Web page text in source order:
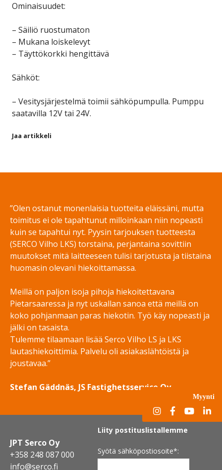
Ominaisuudet:
– Säiliö ruostumaton
– Mukana loiskelevyt
– Täyttökorkki hengittävä
Sähköt:
– Vesitysjärjestelmä toimii sähköpumpulla. Pumppu
saatavilla 12V tai 24V.
Jaa artikkeli
”Olen ostanut monenlaisia tuotteita eläissäni, mutta
toimitus ei ole tapahtunut milloinkaan niin nopeasti
kuin se tapahtui nyt. Pyysin tarjouksen tuotteesta
(SERCO Vilho LKS) torstaina, perjantaina sovittiin
muutokset mitä laitteeseen tulisi tarjotusta ja tiistaina
huomasin olevani hiekoittamassa.
Meillä on paljon isoja pihoja hiekoitettavana
Pietarsaaressa ja nyt uskallan sanoa että meillä on
koko pohjanmaan paras hiekotin. Työ käy nopeasti ja
jälki on tasaista.
Tulemme tilaamaan lisää Serco Vilho LS ja LKS
lautashiekoittimia. Palvelu oli asiakaslähtöistä ja
joustavaa.”
Stefan Gäddnäs, JS Fastighetsservice Oy
Myynti
JPT Serco Oy
+358 248 087 000
info@serco.fi
Liity postituslistallemme
Syötä sähköpostiosoite*: